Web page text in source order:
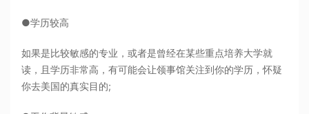
●学历较高
如果是比较敏感的专业，或者是曾经在某些重点培养大学就
读，且学历非常高，有可能会让领事馆关注到你的学历，怀疑
你去美国的真实目的;